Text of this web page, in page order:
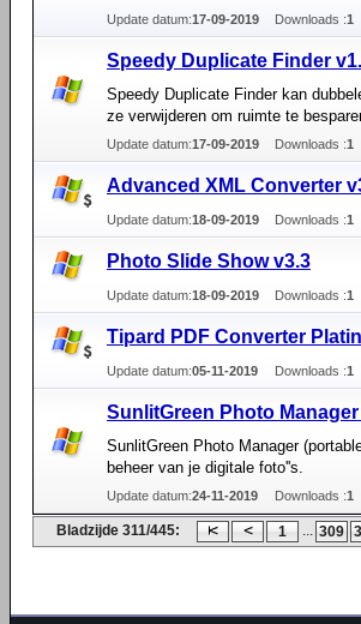
Update datum:17-09-2019 Downloads :1
Speedy Duplicate Finder
Speedy Duplicate Finder kan
ze verwijderen om ruimte te
Update datum:17-09-2019 Downloads :1
Advanced XML Converter
Update datum:18-09-2019 Downloads :1
Photo Slide Show v3.3
Update datum:18-09-2019 Downloads :1
Tipard PDF Converter
Update datum:05-11-2019 Downloads :1
SunlitGreen Photo
SunlitGreen Photo Manager
beheer van je digitale foto''s.
Update datum:24-11-2019 Downloads :1
Bladzijde 311/445: 1 ... 309